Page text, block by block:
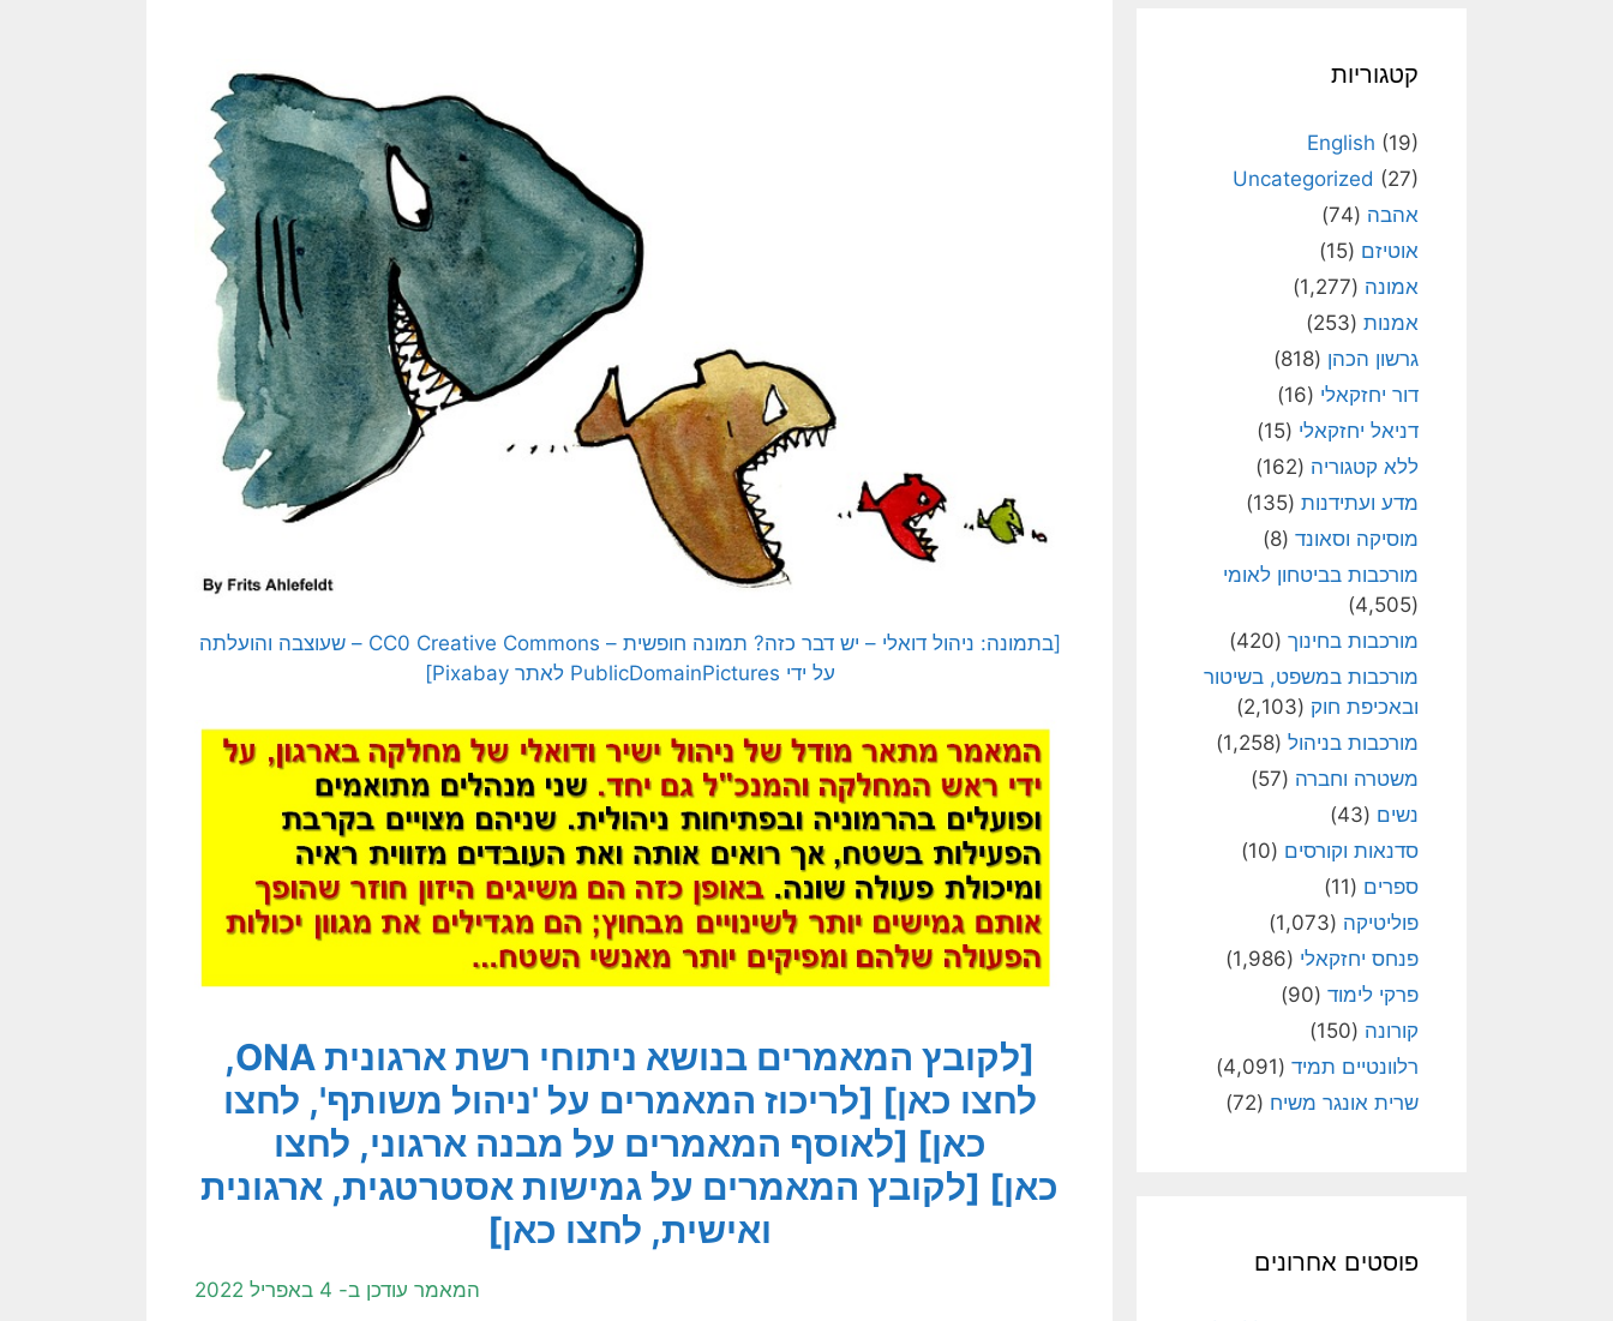
[בתמונה: ניהול דואלי – יש דבר כזה? תמונה חופשית – CC0 Creative Commons – שעוצבה והועלתה
על ידי PublicDomainPictures לאתר Pixabay]
[לקובץ המאמרים בנושא ניתוחי רשת ארגונית ONA,
לחצו כאן] [לריכוז המאמרים על 'ניהול משותף', לחצו
כאן] [לאוסף המאמרים על מבנה ארגוני, לחצו
כאן] [לקובץ המאמרים על גמישות אסטרטגית, ארגונית
ואישית, לחצו כאן]
המאמר עודכן ב- 4 באפריל 2022
קטגוריות
English (19)
Uncategorized (27)
אהבה (74)
אוטיזם (15)
אמונה (1,277)
אמנות (253)
גרשון הכהן (818)
דור יחזקאלי (16)
דניאל יחזקאלי (15)
ללא קטגוריה (162)
מדע ועתידנות (135)
מוסיקה וסאונד (8)
מורכבות בביטחון לאומי
(4,505)
מורכבות בחינוך (420)
מורכבות במשפט, בשיטור
ובאכיפת חוק (2,103)
מורכבות בניהול (1,258)
משטרה וחברה (57)
נשים (43)
סדנאות וקורסים (10)
ספרים (11)
פוליטיקה (1,073)
פנחס יחזקאלי (1,986)
פרקי לימוד (90)
קורונה (150)
רלוונטיים תמיד (4,091)
שרית אונגר משיח (72)
פוסטים אחרונים